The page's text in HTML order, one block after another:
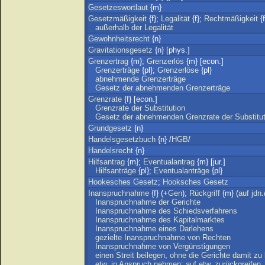
Gesetzeswortlaut {m}
Gesetzmäßigkeit {f}; Legalität {f}; Rechtmäßigkeit
außerhalb der Legalität
Gewohnheitsrecht {n}
Gravitationsgesetz {n} [phys.]
Grenzertrag {m}; Grenzerlös {m} [econ.]
Grenzerträge {pl}; Grenzerlöse {pl}
abnehmende Grenzerträge
Gesetz der abnehmenden Grenzerträge
Grenzrate {f} [econ.]
Grenzrate der Substitution
Gesetz der abnehmenden Grenzrate der
Grundgesetz {n}
Handelsgesetzbuch {n} /HGB/
Handelsrecht {n}
Hilfsantrag {m}; Eventualantrag {m} [jur.]
Hilfsanträge {pl}; Eventualanträge {pl}
Hookesches Gesetz; Hooksches Gesetz
Inanspruchnahme {f} (+Gen); Rückgriff {m} (auf jdn
Inanspruchnahme der Gerichte
Inanspruchnahme des Schiedsverfahrens
Inanspruchnahme des Kapitalmarktes
Inanspruchnahme eines Darlehens
gezielte Inanspruchnahme von Rechten
Inanspruchnahme von Vergünstigungen
einen Streit beilegen, ohne die Gerichte damit zu